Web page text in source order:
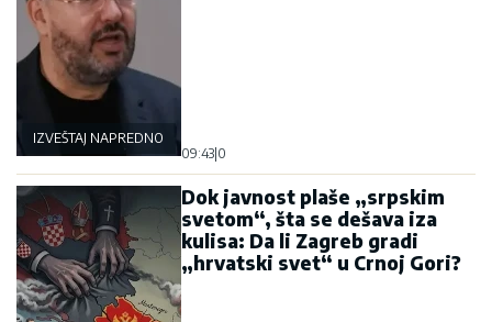
IZVEŠTAJ NAPREDNOG KLUBA
09:43|0
Dok javnost plaše „srpskim
svetom“, šta se dešava iza
kulisa: Da li Zagreb gradi
„hrvatski svet“ u Crnoj Gori?